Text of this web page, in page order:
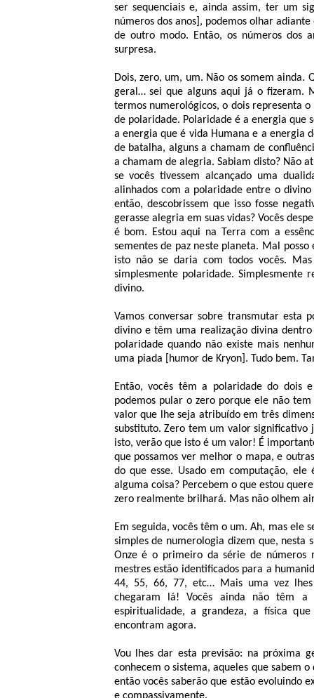
ser sequenciais e, ainda assim, ter um
números dos anos], podemos olhar
de outro modo. Então, os números dos
surpresa.
Dois, zero, um, um. Não os somem ainda.
geral… sei que alguns aqui já o fizeram.
termos numerológicos, o dois representa
de polaridade. Polaridade é a energia que
a energia que é vida Humana e a energia
de batalha, alguns a chamam de
a chamam de alegria. Sabiam disto? Não
se vocês tivessem alcançado uma
alinhados com a polaridade entre o divino
então, descobrissem que isso fosse
gerasse alegria em suas vidas? Vocês
é bom. Estou aqui na Terra com a
sementes de paz neste planeta. Mal
isto não se daria com todos vocês.
simplesmente polaridade.
divino.
Vamos conversar sobre transmutar esta
divino e têm uma realização divina
polaridade quando não existe mais
uma piada [humor de Kryon]. Tudo bem.
Então, vocês têm a polaridade do dois
podemos pular o zero porque ele não
valor que lhe seja atribuído em três
substituto. Zero tem um valor significativo
isto, verão que isto é um valor! É
que possamos ver melhor o mapa, e
do que esse. Usado em computação,
alguma coisa? Percebem o que estou
zero realmente brilhará. Mas não olhem
Em seguida, vocês têm o um. Ah, mas ele
simples de numerologia dizem que, nesta
Onze é o primeiro da série de números
mestres estão identificados para a
44, 55, 66, 77, etc… Mais uma vez
chegaram lá! Vocês ainda não têm a
espiritualidade, a grandeza, a física
encontram agora.
Vou lhes dar esta previsão: na próxima
conhecem o sistema, aqueles que sabem
então vocês saberão que estão evoluindo